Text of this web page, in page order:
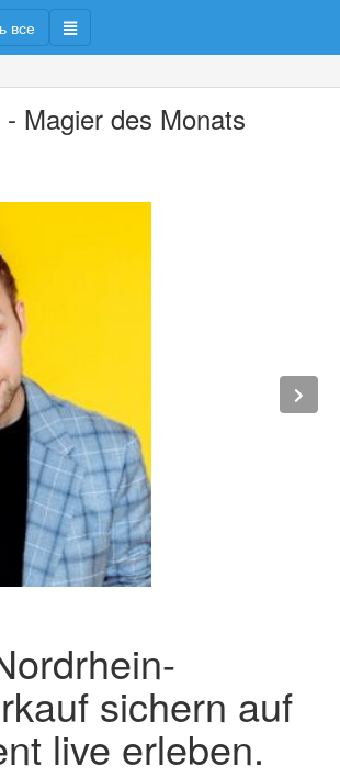
все
Magier des Monats
sichern auf
live erleben.